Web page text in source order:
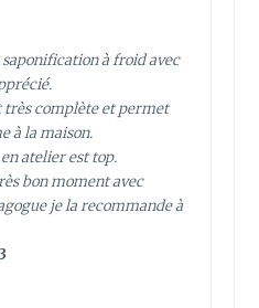
à froid avec
complète et permet
à la maison.
atelier est top.
bon moment avec
je la recommande à